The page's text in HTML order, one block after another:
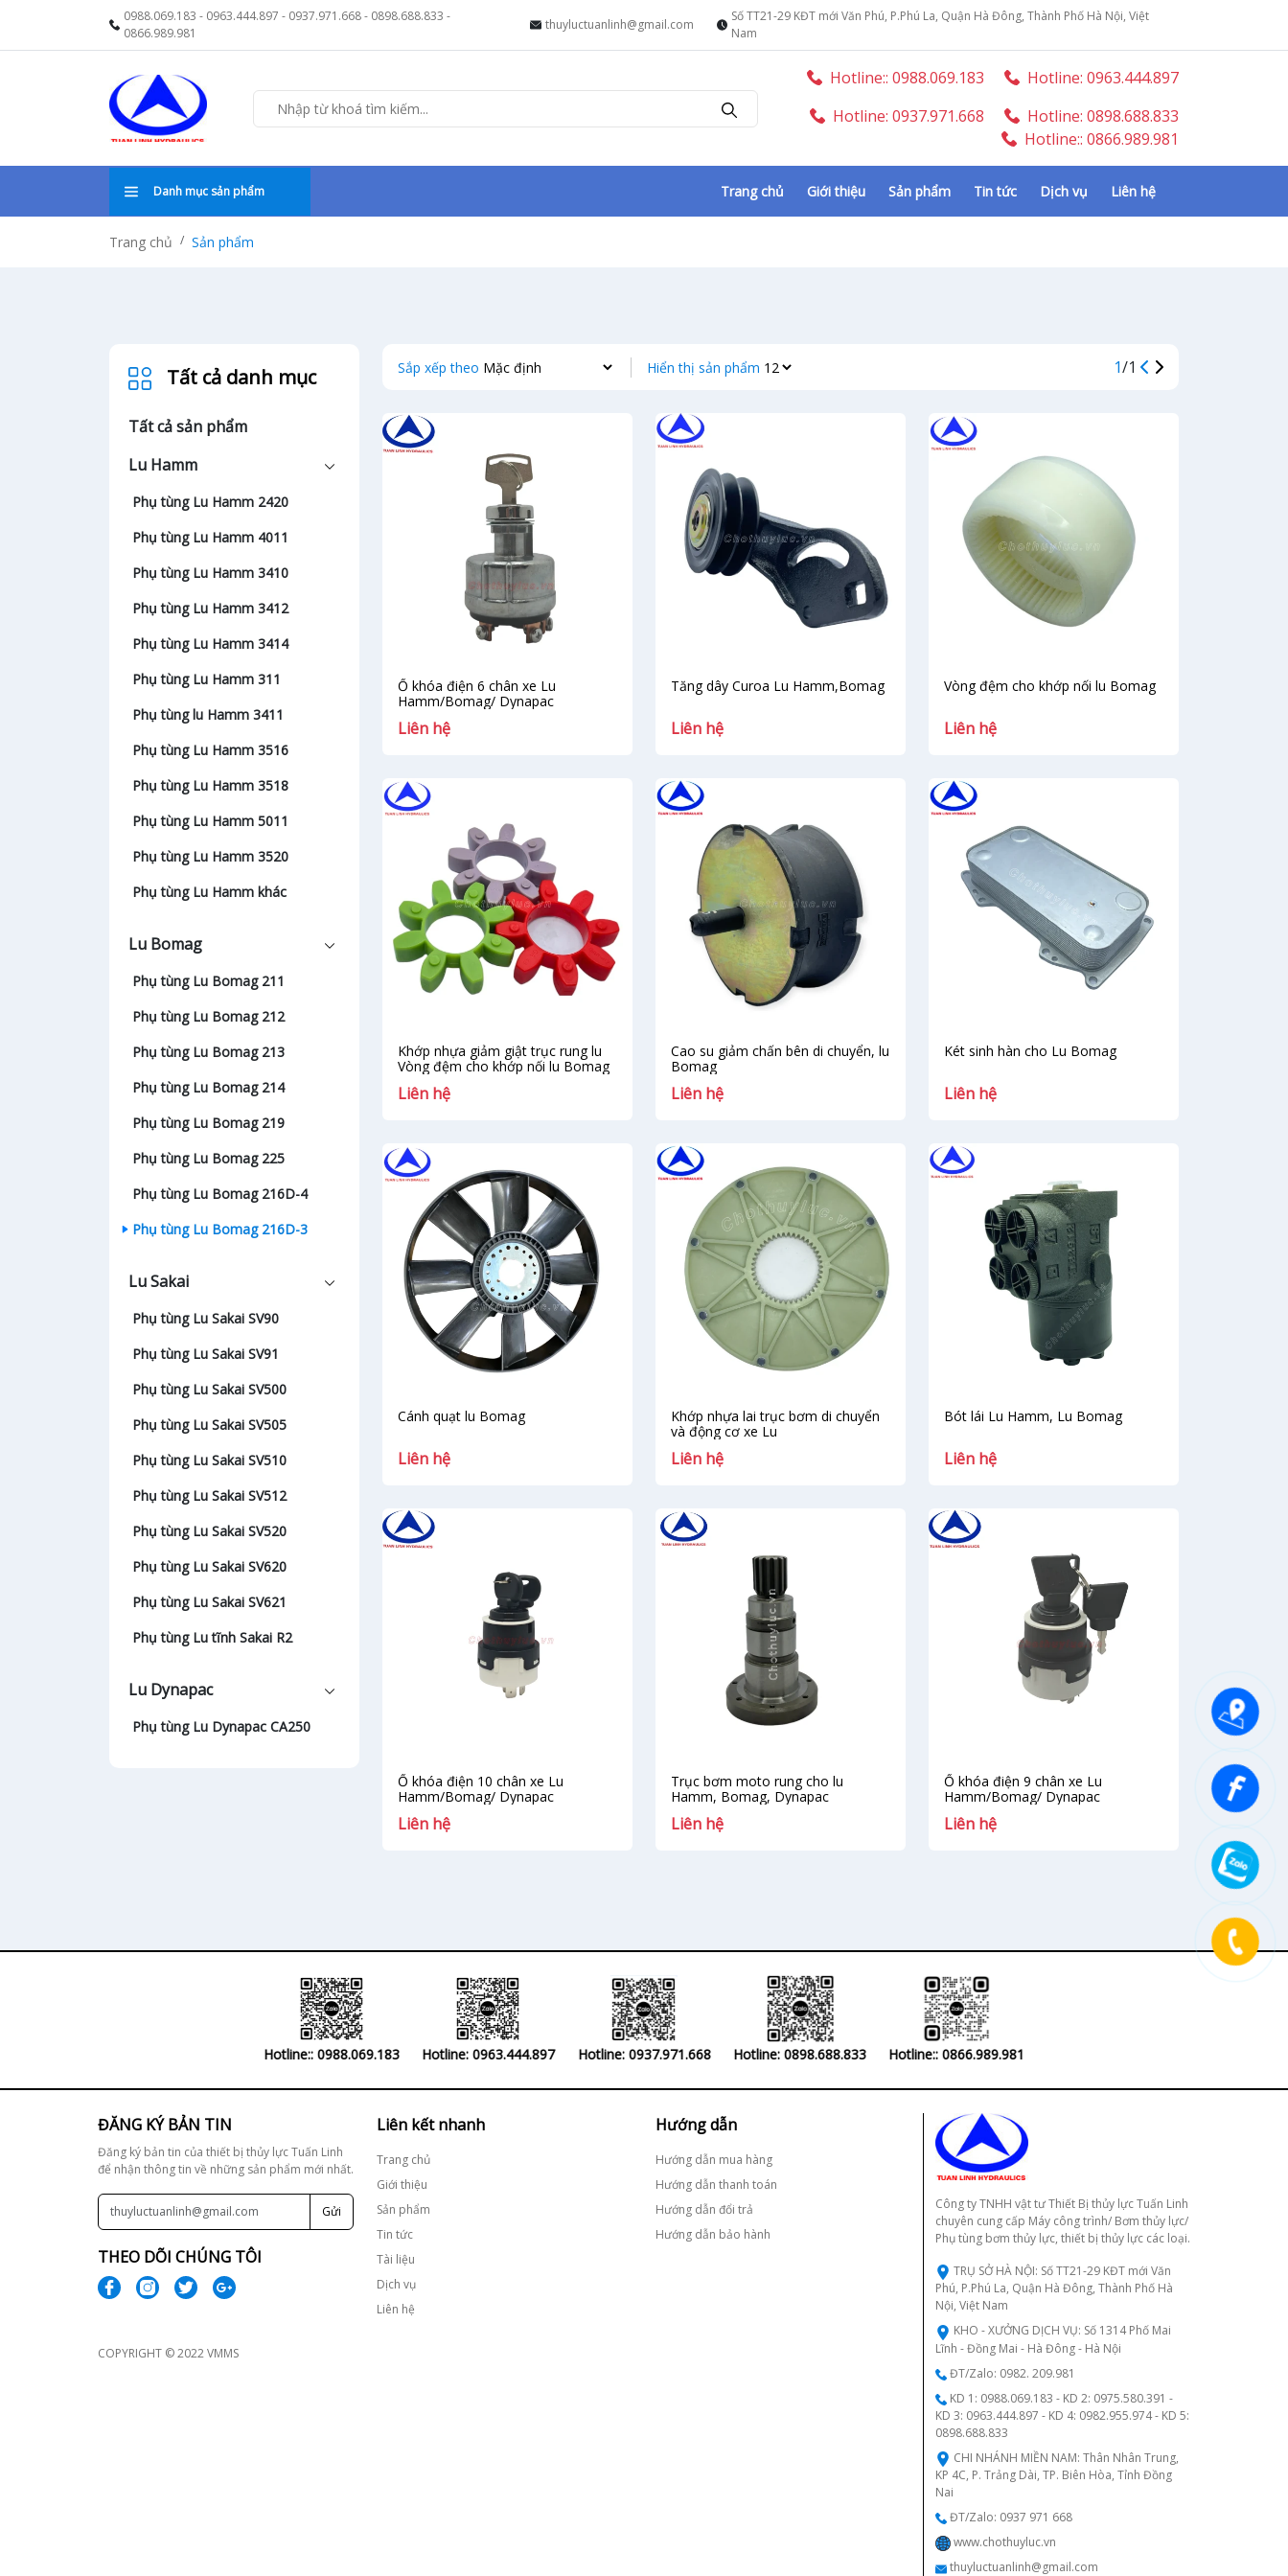
0988.069.183 - 0963.444.897 - 0937.971.668- 0898.688.833 -
0866.989.981
thuyluctuanlinh@gmail.com
Số TT21-29 KĐT mới Văn Phú, P.Phú La, Quận Hà Đông, Thành Phố Hà Nội, Việt
Nam
Hotline:: 0988.069.183
Hotline: 0963.444.897
Hotline: 0937.971.668
Hotline: 0898.688.833
Hotline:: 0866.989.981
Danh mục sản phẩm Trang chủ Giới thiệu Sản phẩm Tin tức Dịch vụ Liên hệ
Trang chủ Sản phẩm
Tất cả danh mục
Tất cả sản phẩm
Lu Hamm
Phụ tùng Lu Hamm 2420
Phụ tùng Lu Hamm 4011
Phụ tùng Lu Hamm 3410
Phụ tùng Lu Hamm 3412
Phụ tùng Lu Hamm 3414
Phụ tùng Lu Hamm 311
Phụ tùng lu Hamm 3411
Phụ tùng Lu Hamm 3516
Phụ tùng Lu Hamm 3518
Phụ tùng Lu Hamm 5011
Phụ tùng Lu Hamm 3520
Phụ tùng Lu Hamm khác
Lu Bomag
Phụ tùng Lu Bomag 211
Phụ tùng Lu Bomag 212
Phụ tùng Lu Bomag 213
Phụ tùng Lu Bomag 214
Phụ tùng Lu Bomag 219
Phụ tùng Lu Bomag 225
Phụ tùng Lu Bomag 216D-4
Phụ tùng Lu Bomag 216D-3
Lu Sakai
Phụ tùng Lu Sakai SV90
Phụ tùng Lu Sakai SV91
Phụ tùng Lu Sakai SV500
Phụ tùng Lu Sakai SV505
Phụ tùng Lu Sakai SV510
Phụ tùng Lu Sakai SV512
Phụ tùng Lu Sakai SV520
Phụ tùng Lu Sakai SV620
Phụ tùng Lu Sakai SV621
Phụ tùng Lu tĩnh Sakai R2
Lu Dynapac
Phụ tùng Lu Dynapac CA250
Phụ tùng Lu Dynapac CA3600
Phụ Tùng Thủy Lực
Gioăng phớt
Dịch vụ sửa chữa Lu
Phụ tùng động cơ
Động cơ Deutz
Động cơ Cummins
Sắp xếp theo Hiển thị sản phẩm 1/1
Ổ khóa điện 6 chân xe Lu
Hamm/Bomag/ Dynapac
Liên hệ
Tăng dây Curoa Lu Hamm,Bomag
Liên hệ
Vòng đệm cho khớp nối lu Bomag
Liên hệ
Khớp nhựa giảm giật trục rung lu
Vòng đệm cho khớp nối lu Bomag
Liên hệ
Cao su giảm chấn bên di chuyển, lu
Bomag
Liên hệ
Két sinh hàn cho Lu Bomag
Liên hệ
Cánh quạt lu Bomag
Liên hệ
Khớp nhựa lai trục bơm di chuyển
và động cơ xe Lu
Liên hệ
Bót lái Lu Hamm, Lu Bomag
Liên hệ
Ổ khóa điện 10 chân xe Lu
Hamm/Bomag/ Dynapac
Liên hệ
Trục bơm moto rung cho lu
Hamm, Bomag, Dynapac
Liên hệ
Ổ khóa điện 9 chân xe Lu
Hamm/Bomag/ Dynapac
Liên hệ
Hotline:: 0988.069.183 Hotline: 0963.444.897 Hotline: 0937.971.668 Hotline: 0898.688.833 Hotline:: 0866.989.981
ĐĂNG KÝ BẢN TIN
Đăng ký bản tin của thiết bị thủy lực Tuấn Linh
để nhận thông tin về những sản phẩm mới nhất.
Gửi
THEO DÕI CHÚNG TÔI
COPYRIGHT © 2022 VMMS
Liên kết nhanh
Trang chủ
Giới thiệu
Sản phẩm
Tin tức
Tài liệu
Dịch vụ
Liên hệ
Hướng dẫn
Hướng dẫn mua hàng
Hướng dẫn thanh toán
Hướng dẫn đổi trả
Hướng dẫn bảo hành
Công ty TNHH vật tư Thiết Bị thủy lực Tuấn Linh
chuyên cung cấp Máy công trình/ Bơm thủy lực/
Phụ tùng bơm thủy lực, thiết bị thủy lực các loại.
TRỤ SỞ HÀ NỘI: Số TT21-29 KĐT mới Văn
Phú, P.Phú La, Quận Hà Đông, Thành Phố Hà
Nội, Việt Nam
KHO - XƯỞNG DỊCH VỤ: Số 1314 Phố Mai
Lĩnh - Đồng Mai - Hà Đông - Hà Nội
ĐT/Zalo: 0982. 209.981
KD 1: 0988.069.183 - KD 2: 0975.580.391 -
KD 3: 0963.444.897 - KD 4: 0982.955.974 - KD 5:
0898.688.833
CHI NHÁNH MIỀN NAM: Thân Nhân Trung,
KP 4C, P. Trảng Dài, TP. Biên Hòa, Tỉnh Đồng
Nai
ĐT/Zalo: 0937 971 668
www.chothuyluc.vn
thuyluctuanlinh@gmail.com